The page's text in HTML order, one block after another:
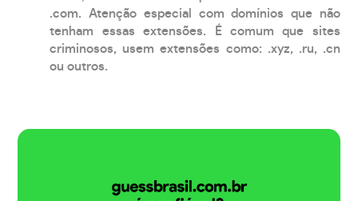
.com. Atenção especial com domínios que não
tenham essas extensões. É comum que sites
criminosos, usem extensões como: .xyz, .ru, .cn
ou outros.